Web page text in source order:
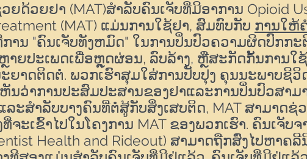
ຍດ້ວຍຢາ (MAT)ສໍາລັບຄົນເຈັບທີ່ມີອາການ Opioid
(MAT) ແມ່ນການໃຊ້ຢາ, ສົມທົບກັບ ການໃຫ້
ານ "ຄົນເຈັບທັງຫມົດ" ໃນການປິ່ນປົວຄວາມຜິດປົກກະ
າຍປະເພດເພື່ອຫຼຸດຜ່ອນ, ລົບລ້າງ, ຫຼືສະກັດກັ້ນການໃ
າດຕິດຕໍ່. ພວກເຮົາສຸມໃສ່ການປັບປຸງ ຄຸນນະພາບຊີວິ
ນວ່າການປະສົມປະສານຂອງຢາແລະການປິ່ນປົວສາມ
ະສໍາລັບບາງຄົນທີ່ຕໍ່ສູ້ກັບສິ່ງເສບຕິດ, MAT ສາມາດ
ຈະເຂົ້າໄປໃນໂຄງການ MAT ຂອງພວກເຮົາ. ຄົນເຈັບ
Health and Rideout) ສາມາດຖືກສົ່ງໄປຫາຄ